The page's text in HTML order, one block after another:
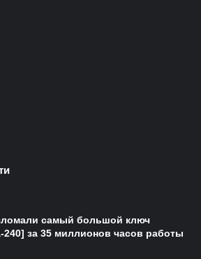
самый большой ключ
за 35 миллионов часов работы